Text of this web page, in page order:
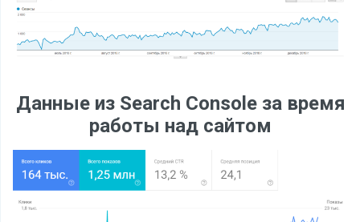
Данные из Search Console за время
работы над сайтом